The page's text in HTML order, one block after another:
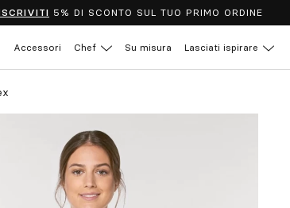
5% DI SCONTO SUL TUO PRIMO ORDINE
Accessori Chef Su misura Lasciati ispirare